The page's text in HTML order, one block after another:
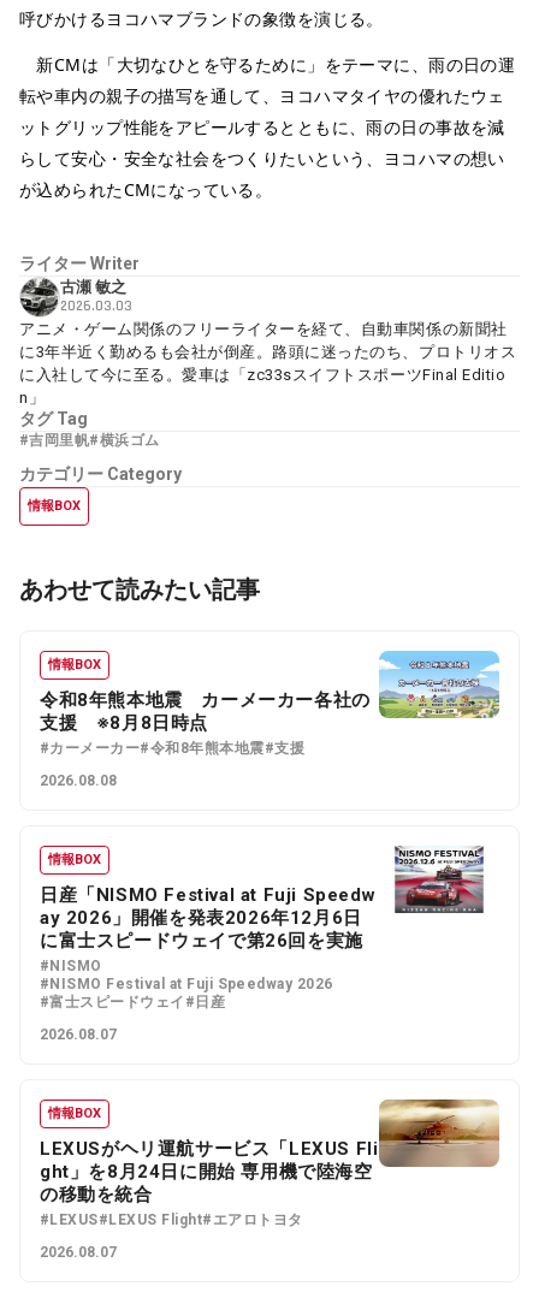
呼びかけるヨコハマブランドの象徴を演じる。
新CMは「大切なひとを守るために」をテーマに、雨の日の運
転や車内の親子の描写を通して、ヨコハマタイヤの優れたウェ
ットグリップ性能をアピールするとともに、雨の日の事故を減
らして安心・安全な社会をつくりたいという、ヨコハマの想い
が込められたCMになっている。
ライターWriter
古瀬 敏之
2026.03.03
アニメ・ゲーム関係のフリーライターを経て、自動車関係の新聞社
に3年半近く勤めるも会社が倒産。路頭に迷ったのち、プロトリオス
に入社して今に至る。愛車は「zc33sスイフトスポーツFinal Editio
n」
タグTag
#吉岡里帆#横浜ゴム
カテゴリー Category
情報BOX
あわせて読みたい記事
情報BOX
令和8年熊本地震 カーメーカー各社の
支援 ※8月8日時点
#カーメーカー#令和8年熊本地震#支援
2026.08.08
情報BOX
日産「NISMO Festival at Fuji Speedw
ay 2026」開催を発表2026年12月6日
に富士スピードウェイで第26回を実施
#NISMO
#NISMO Festival at Fuji Speedway 2026
#富士スピードウェイ #日産
2026.08.07
情報BOX
LEXUSがヘリ運航サービス「LEXUS Fli
ght」を8月24日に開始 専用機で陸海空
の移動を統合
#LEXUS#LEXUS Flight#エアロトヨタ
2026.08.07